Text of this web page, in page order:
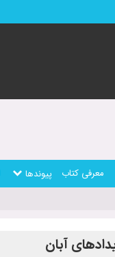
معرفی کتاب پیوندها
آبان